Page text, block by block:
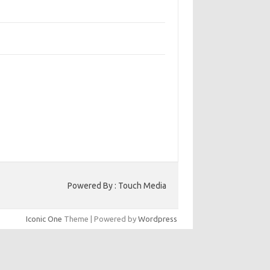
Powered By : Touch Media
Iconic One Theme | Powered by Wordpress